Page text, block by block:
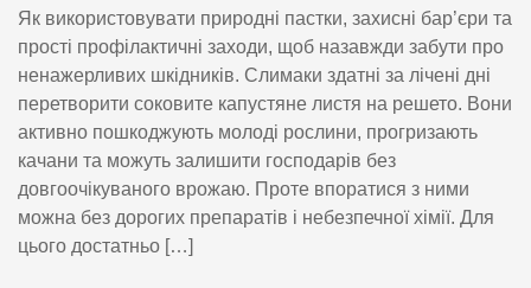
Як використовувати природні пастки, захисні бар’єри та
прості профілактичні заходи, щоб назавжди забути про
ненажерливих шкідників. Слимаки здатні за лічені дні
перетворити соковите капустяне листя на решето. Вони
активно пошкоджують молоді рослини, прогризають
качани та можуть залишити господарів без
довгоочікуваного врожаю. Проте впоратися з ними
можна без дорогих препаратів і небезпечної хімії. Для
цього достатньо […]